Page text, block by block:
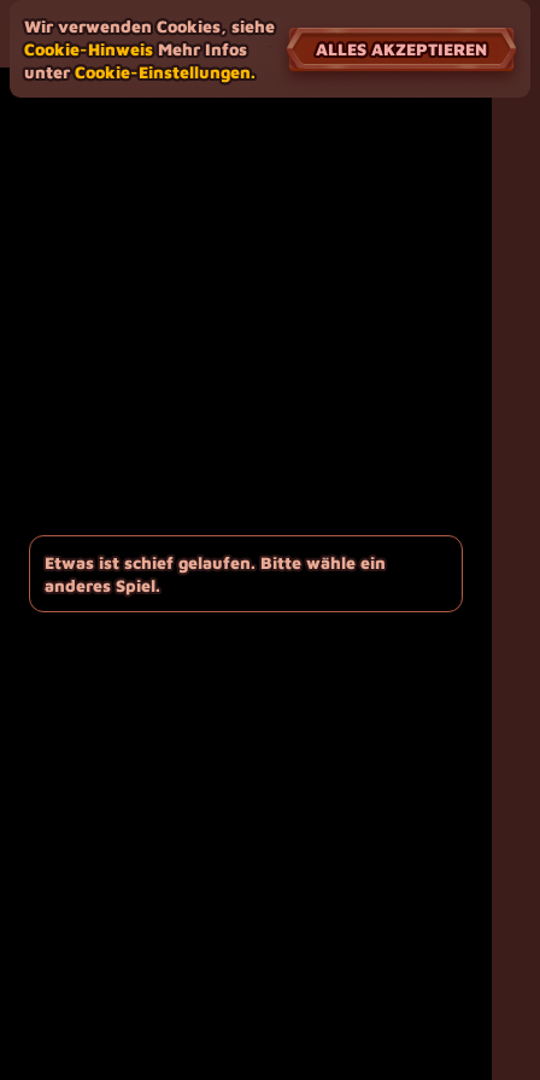
Etwas ist schief gelaufen. Bitte wähle ein
anderes Spiel.
Wir verwenden Cookies, siehe
Cookie-HinweisMehr Infos
unterCookie-Einstellungen.
ALLES AKZEPTIEREN